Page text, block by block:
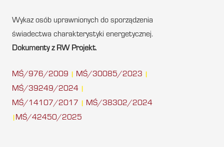
Wykaz osób uprawnionych do sporządzenia
świadectwa charakterystyki energetycznej.
Dokumenty z RW Projekt.
MŚ/976/2009 MŚ/30085/2023
MŚ/39249/2024
MŚ/14107/2017 MŚ/38302/2024
MŚ/42450/2025